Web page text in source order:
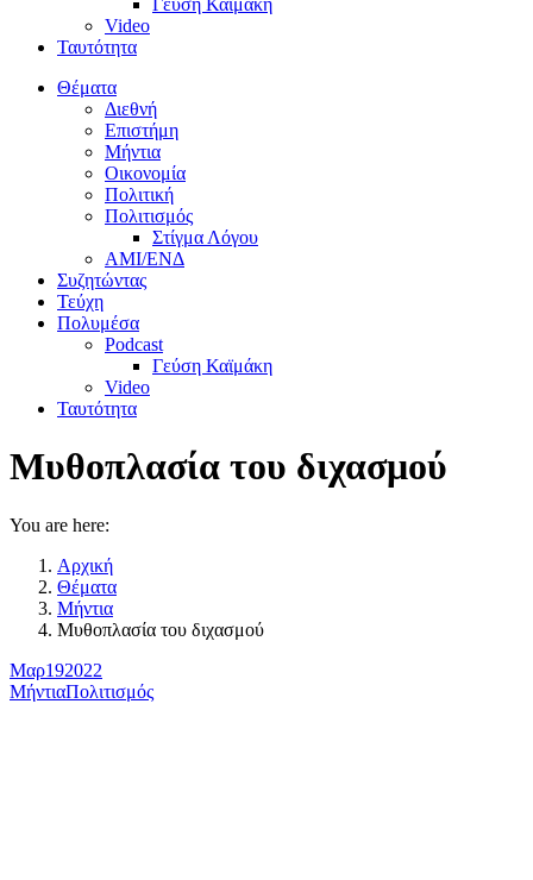
Γεύση Καϊμάκη
Video
Ταυτότητα
Θέματα
Διεθνή
Επιστήμη
Μήντια
Οικονομία
Πολιτική
Πολιτισμός
Στίγμα Λόγου
AMI/ΕΝΔ
Συζητώντας
Τεύχη
Πολυμέσα
Podcast
Γεύση Καϊμάκη
Video
Ταυτότητα
Μυθοπλασία του διχασμού
You are here:
Αρχική
Θέματα
Μήντια
Μυθοπλασία του διχασμού
Μαρ192022
ΜήντιαΠολιτισμός